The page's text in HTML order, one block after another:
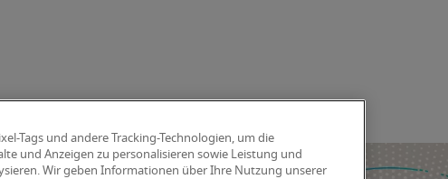
Tags und andere Tracking-Technologien, um die
und Anzeigen zu personalisieren sowie Leistung und
Wir geben Informationen über Ihre Nutzung unserer